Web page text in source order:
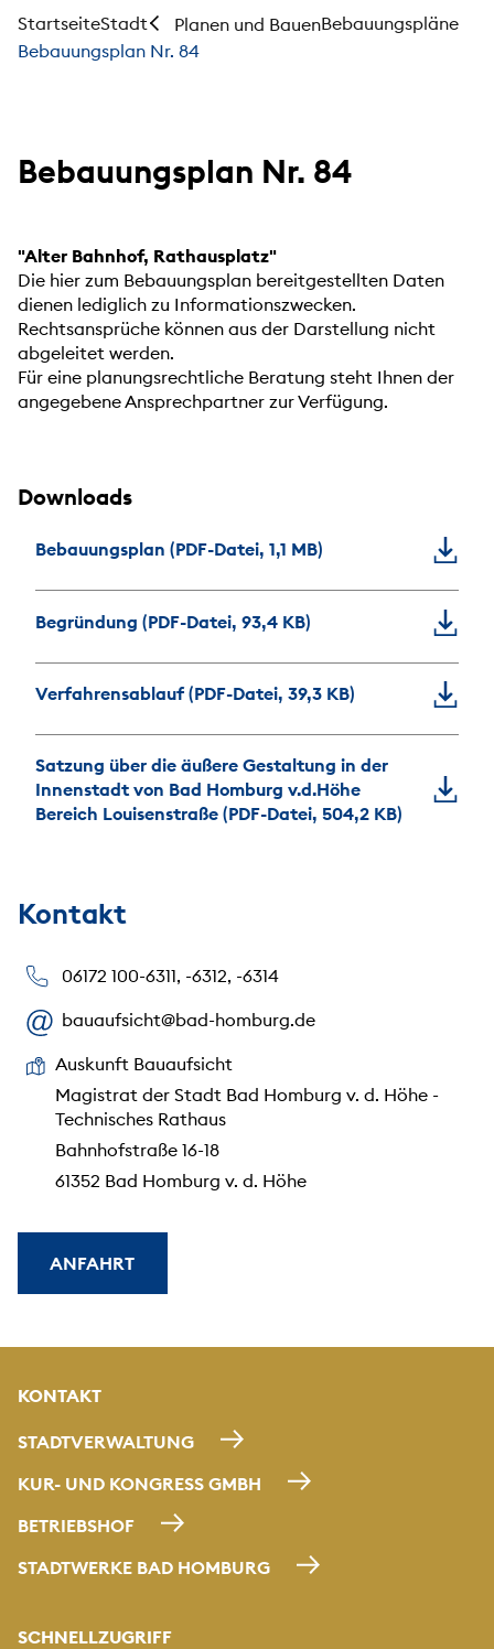
StartseiteStadt Planen und BauenBebauungspläne
Bebauungsplan Nr. 84
Bebauungsplan Nr. 84
"Alter Bahnhof, Rathausplatz"
Die hier zum Bebauungsplan bereitgestellten Daten
dienen lediglich zu Informationszwecken.
Rechtsansprüche können aus der Darstellung nicht
abgeleitet werden.
Für eine planungsrechtliche Beratung steht Ihnen der
angegebene Ansprechpartner zur Verfügung.
Downloads
Bebauungsplan (PDF-Datei, 1,1 MB)
Begründung (PDF-Datei, 93,4 KB)
Verfahrensablauf (PDF-Datei, 39,3 KB)
Satzung über die äußere Gestaltung in der
Innenstadt von Bad Homburg v.d.Höhe
Bereich Louisenstraße (PDF-Datei, 504,2 KB)
Kontakt
06172 100-6311, -6312, -6314
bauaufsicht@bad-homburg.de
Auskunft Bauaufsicht
Magistrat der Stadt Bad Homburg v. d. Höhe -
Technisches Rathaus
Bahnhofstraße 16-18
61352 Bad Homburg v. d. Höhe
ANFAHRT
KONTAKT
STADTVERWALTUNG
KUR- UND KONGRESS GMBH
BETRIEBSHOF
STADTWERKE BAD HOMBURG
SCHNELLZUGRIFF